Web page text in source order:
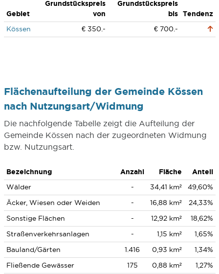
Gebiet
Grundstückspreis
von
Grundstückspreis
bis
Tendenz
Kössen
€ 350.- € 700.-
Flächenaufteilung der Gemeinde Kössen
nach Nutzungsart/Widmung
Die nachfolgende Tabelle zeigt die Aufteilung der
Gemeinde Kössen nach der zugeordneten Widmung
bzw. Nutzungsart.
Bezeichnung Anzahl Fläche
Anteil
Wälder
- 34,41 km²
49,60%
Äcker, Wiesen oder Weiden
- 16,88 km²
24,33%
Sonstige Flächen
- 12,92 km²
18,62%
Straßenverkehrsanlagen
- 1,15 km²
1,65%
Bauland/Gärten
1.416 0,93 km²
1,34%
Fließende Gewässer
175 0,88 km² 1,27%